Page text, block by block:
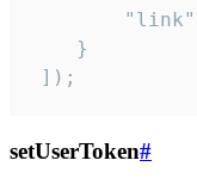
    }
]);
setUserToken#